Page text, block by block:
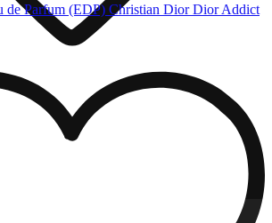
de Parfum (EDP) Christian Dior Dior Addict